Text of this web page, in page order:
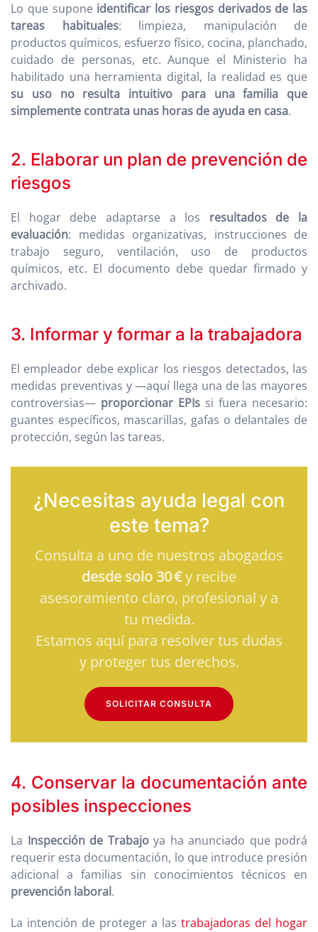
Lo que supone identificar los riesgos derivados de las
tareas habituales: limpieza, manipulación de
productos químicos, esfuerzo físico, cocina, planchado,
cuidado de personas, etc. Aunque el Ministerio ha
habilitado una herramienta digital, la realidad es que
su uso no resulta intuitivo para una familia que
simplemente contrata unas horas de ayuda en casa.
2. Elaborar un plan de prevención de
riesgos
El hogar debe adaptarse a los resultados de la
evaluación: medidas organizativas, instrucciones de
trabajo seguro, ventilación, uso de productos
químicos, etc. El documento debe quedar firmado y
archivado.
3. Informar y formar a la trabajadora
El empleador debe explicar los riesgos detectados, las
medidas preventivas y —aquí llega una de las mayores
controversias— proporcionar EPIs si fuera necesario:
guantes específicos, mascarillas, gafas o delantales de
protección, según las tareas.
¿Necesitas ayuda legal con
este tema?
Consulta a uno de nuestros abogados
desde solo 30 €y recibe
asesoramiento claro, profesional y a
tu medida.
Estamos aquí para resolver tus dudas
y proteger tus derechos.
SOLICITAR CONSULTA
4. Conservar la documentación ante
posibles inspecciones
La Inspección de Trabajoya ha anunciado que podrá
requerir esta documentación, lo que introduce presión
adicional a familias sin conocimientos técnicos en
prevención laboral.
La intención de proteger a las trabajadoras del hogar